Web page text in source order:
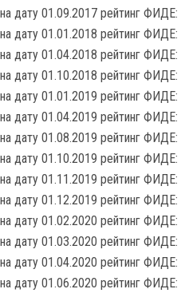
на дату 01.09.2017 рейтинг ФИДЕ:
на дату 01.01.2018 рейтинг ФИДЕ:
на дату 01.04.2018 рейтинг ФИДЕ:
на дату 01.10.2018 рейтинг ФИДЕ:
на дату 01.01.2019 рейтинг ФИДЕ:
на дату 01.04.2019 рейтинг ФИДЕ:
на дату 01.08.2019 рейтинг ФИДЕ:
на дату 01.10.2019 рейтинг ФИДЕ:
на дату 01.11.2019 рейтинг ФИДЕ:
на дату 01.12.2019 рейтинг ФИДЕ:
на дату 01.02.2020 рейтинг ФИДЕ:
на дату 01.03.2020 рейтинг ФИДЕ:
на дату 01.04.2020 рейтинг ФИДЕ:
на дату 01.06.2020 рейтинг ФИДЕ: